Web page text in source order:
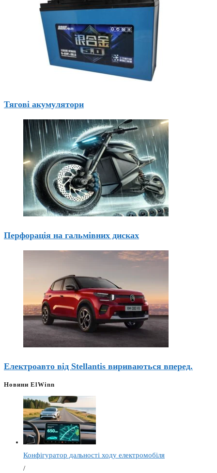
Тягові акумулятори
Перфорація на гальмівних дисках
Електроавто від Stellantis вириваються вперед.
Новини ElWinn
Конфігуратор дальності ходу електромобіля
/